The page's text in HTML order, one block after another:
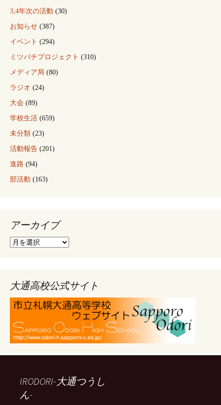
3,4年次の活動 (30)
お知らせ (387)
イベント (294)
ミツバチプロジェクト (310)
メディア局 (80)
ラジオ (24)
大会 (89)
学校生活 (659)
未分類 (23)
活動報告 (201)
進路 (94)
部活動 (163)
アーカイブ
ア
ブ
大通高校公式サイト
IRODORI-大通つうし
ん-